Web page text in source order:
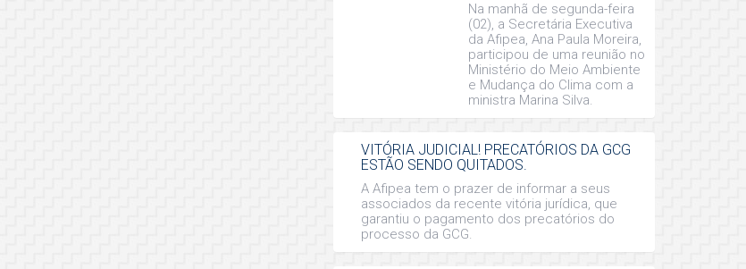
Na manhã de segunda-feira
(02), a Secretária Executiva
da Afipea, Ana Paula Moreira,
participou de uma reunião no
Ministério do Meio Ambiente
e Mudança do Clima com a
ministra Marina Silva.
VITÓRIA JUDICIAL! PRECATÓRIOS DA GCG
ESTÃO SENDO QUITADOS.
A Afipea tem o prazer de informar a seus
associados da recente vitória jurídica, que
garantiu o pagamento dos precatórios do
processo da GCG.